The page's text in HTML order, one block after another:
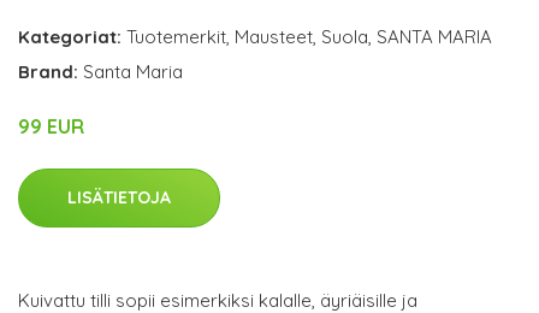
Kategoriat: Tuotemerkit, Mausteet, Suola, SANTA MARIA
Brand: Santa Maria
99 EUR
LISÄTIETOJA
Kuivattu tilli sopii esimerkiksi kalalle, äyriäisille ja